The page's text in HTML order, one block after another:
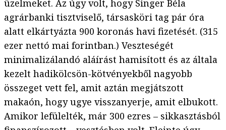
üzelmeket. Az úgy volt, hogy Singer Béla
agrárbanki tisztviselő, társasköri tag pár óra
alatt elkártyázta 900 koronás havi fizetését. (315
ezer nettó mai forintban.) Veszteségét
minimalizálandó aláírást hamisított és az általa
kezelt hadikölcsön-kötvényekből nagyobb
összeget vett fel, amit aztán megjátszott
makaón, hogy ugye visszanyerje, amit elbukott.
Amikor lefülelték, már 300 ezres – sikkasztásból